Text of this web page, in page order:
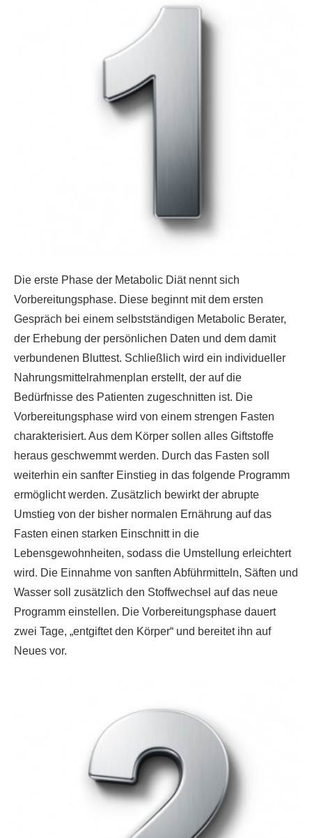
Die erste Phase der Metabolic Diät nennt sich
Vorbereitungsphase. Diese beginnt mit dem ersten
Gespräch bei einem selbstständigen Metabolic Berater,
der Erhebung der persönlichen Daten und dem damit
verbundenen Bluttest. Schließlich wird ein individueller
Nahrungsmittelrahmenplan erstellt, der auf die
Bedürfnisse des Patienten zugeschnitten ist. Die
Vorbereitungsphase wird von einem strengen Fasten
charakterisiert. Aus dem Körper sollen alles Giftstoffe
heraus geschwemmt werden. Durch das Fasten soll
weiterhin ein sanfter Einstieg in das folgende Programm
ermöglicht werden. Zusätzlich bewirkt der abrupte
Umstieg von der bisher normalen Ernährung auf das
Fasten einen starken Einschnitt in die
Lebensgewohnheiten, sodass die Umstellung erleichtert
wird. Die Einnahme von sanften Abführmitteln, Säften und
Wasser soll zusätzlich den Stoffwechsel auf das neue
Programm einstellen. Die Vorbereitungsphase dauert
zwei Tage, „entgiftet den Körper“ und bereitet ihn auf
Neues vor.